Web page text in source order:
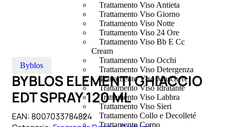
Trattamento Viso Antieta
Trattamento Viso Giorno
Trattamento Viso Notte
Trattamento Viso 24 Ore
Trattamento Viso Bb E Cc
Cream
Trattamento Viso Occhi
Trattamento Viso Detergenza
Trattamento Viso Maschere
Trattamento Viso Idratante
Trattamento Viso Labbra
Trattamento Viso Sieri
Trattamento Collo e Decolleté
Trattamento Corpo
Byblos
BYBLOS ELEMENTI GHIACCIO
EDT SPRAY 120 ML
EAN: 8007033784824